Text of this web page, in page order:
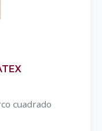
cuadrado